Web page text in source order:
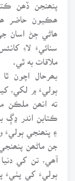
پنھنجن ڏھن
ھڪيون حاضر
ھاڻي ڄڻ اسان
سنائيءَ لاءِ
ملاقات به ٿي.
بھرحال اچون
ٻوليءَ ۾ لکي،
ته انھن ملڪن
ڪتابن اندر ڍڳ
۽ پنھنجي
جن ماڻھن
آھي، تن کي
ٻوليءَ کي پٺيءَ